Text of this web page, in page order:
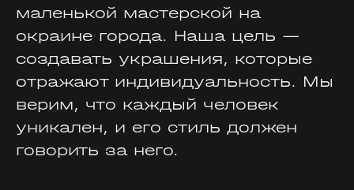
маленькой мастерской на
окраине города. Наша цель —
создавать украшения, которые
отражают индивидуальность. Мы
верим, что каждый человек
уникален, и его стиль должен
говорить за него.